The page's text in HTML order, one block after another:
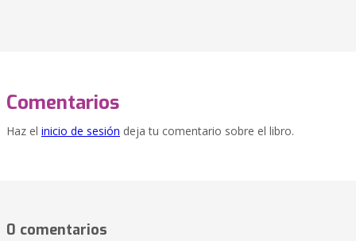
Comentarios
Haz el inicio de sesión deja tu comentario sobre el libro.
0 comentarios